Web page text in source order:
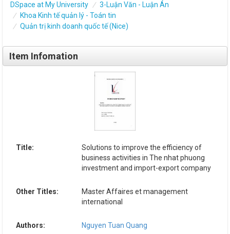
DSpace at My University
3-Luận Văn - Luận Án
Khoa Kinh tế quản lý - Toán tin
Quản trị kinh doanh quốc tế (Nice)
Item Infomation
Title:
Solutions to improve the efficiency of
business activities in The nhat phuong
investment and import-export company
Other Titles:
Master Affaires et management
international
Authors: Nguyen Tuan Quang